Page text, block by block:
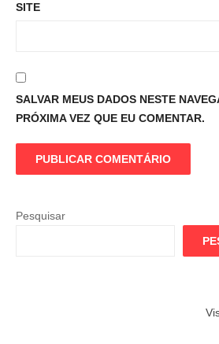
SITE
SALVAR MEUS DADOS NESTE
PRÓXIMA VEZ QUE EU COMENTAR.
Pesquisar
Globo